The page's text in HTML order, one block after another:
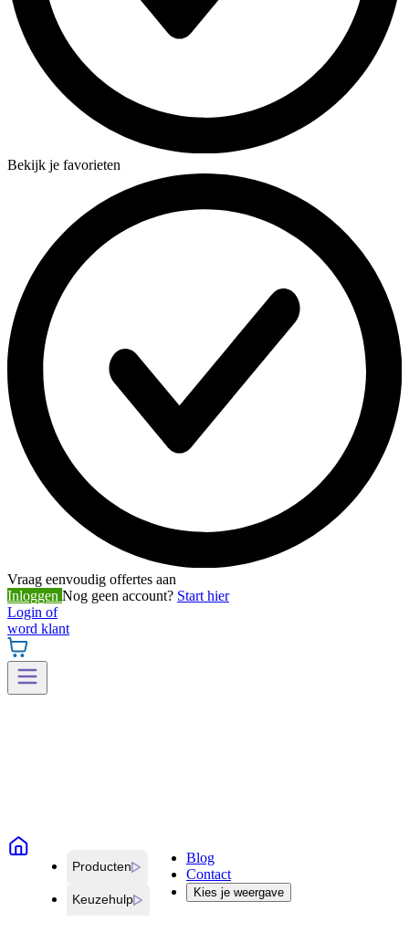
Bekijk je favorieten
Vraag eenvoudig offertes aan
Inloggen Nog geen account? Start hier
Login of
word klant
Producten
Keuzehulp
Blog
Contact
Kies je weergave